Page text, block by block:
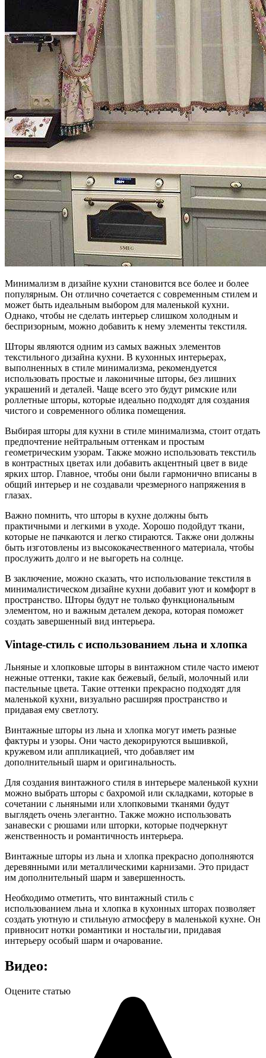
Минимализм в дизайне кухни становится все более и более
популярным. Он отлично сочетается с современным стилем и
может быть идеальным выбором для маленькой кухни.
Однако, чтобы не сделать интерьер слишком холодным и
беспризорным, можно добавить к нему элементы текстиля.
Шторы являются одним из самых важных элементов
текстильного дизайна кухни. В кухонных интерьерах,
выполненных в стиле минимализма, рекомендуется
использовать простые и лаконичные шторы, без лишних
украшений и деталей. Чаще всего это будут римские или
роллетные шторы, которые идеально подходят для создания
чистого и современного облика помещения.
Выбирая шторы для кухни в стиле минимализма, стоит отдать
предпочтение нейтральным оттенкам и простым
геометрическим узорам. Также можно использовать текстиль
в контрастных цветах или добавить акцентный цвет в виде
ярких штор. Главное, чтобы они были гармонично вписаны в
общий интерьер и не создавали чрезмерного напряжения в
глазах.
Важно помнить, что шторы в кухне должны быть
практичными и легкими в уходе. Хорошо подойдут ткани,
которые не пачкаются и легко стираются. Также они должны
быть изготовлены из высококачественного материала, чтобы
прослужить долго и не выгореть на солнце.
В заключение, можно сказать, что использование текстиля в
минималистическом дизайне кухни добавит уют и комфорт в
пространство. Шторы будут не только функциональным
элементом, но и важным деталем декора, которая поможет
создать завершенный вид интерьера.
Vintage-стиль с использованием льна и хлопка
Льняные и хлопковые шторы в винтажном стиле часто имеют
нежные оттенки, такие как бежевый, белый, молочный или
пастельные цвета. Такие оттенки прекрасно подходят для
маленькой кухни, визуально расширяя пространство и
придавая ему светлоту.
Винтажные шторы из льна и хлопка могут иметь разные
фактуры и узоры. Они часто декорируются вышивкой,
кружевом или аппликацией, что добавляет им
дополнительный шарм и оригинальность.
Для создания винтажного стиля в интерьере маленькой кухни
можно выбрать шторы с бахромой или складками, которые в
сочетании с льняными или хлопковыми тканями будут
выглядеть очень элегантно. Также можно использовать
занавески с рюшами или шторки, которые подчеркнут
женственность и романтичность интерьера.
Винтажные шторы из льна и хлопка прекрасно дополняются
деревянными или металлическими карнизами. Это придаст
им дополнительный шарм и завершенность.
Необходимо отметить, что винтажный стиль с
использованием льна и хлопка в кухонных шторах позволяет
создать уютную и стильную атмосферу в маленькой кухне. Он
привносит нотки романтики и ностальгии, придавая
интерьеру особый шарм и очарование.
Видео:
Оцените статью